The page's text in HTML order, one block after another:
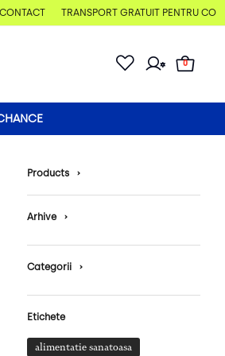
TRANSPORT GRATUIT PENTRU
0
Products ›
Arhive ›
Categorii ›
Etichete
alimentatie sanatoasa